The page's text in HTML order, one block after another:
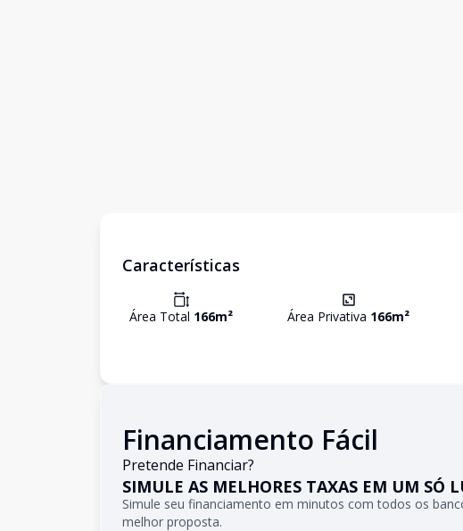
Características
Área Total 166m² Área Privativa 166m²
Financiamento Fácil
Pretende Financiar?
SIMULE AS MELHORES TAXAS EM UM SÓ
Simule seu financiamento em minutos com todos os
melhor proposta.